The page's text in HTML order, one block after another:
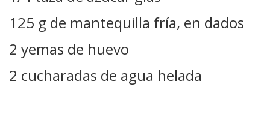
125 g de mantequilla fría, en dados
2 yemas de huevo
2 cucharadas de agua helada